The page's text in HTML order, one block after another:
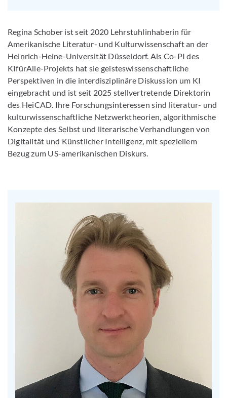
Regina Schober ist seit 2020 Lehrstuhlinhaberin für
Amerikanische Literatur- und Kulturwissenschaft an der
Heinrich-Heine-Universität Düsseldorf. Als Co-PI des
KIfürAlle-Projekts hat sie geisteswissenschaftliche
Perspektiven in die interdisziplinäre Diskussion um KI
eingebracht und ist seit 2025 stellvertretende Direktorin
des HeiCAD. Ihre Forschungsinteressen sind literatur- und
kulturwissenschaftliche Netzwerktheorien, algorithmische
Konzepte des Selbst und literarische Verhandlungen von
Digitalität und Künstlicher Intelligenz, mit speziellem
Bezug zum US-amerikanischen Diskurs.